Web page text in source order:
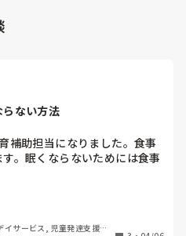
ない方法
補助担当になりました。食事
。眠くならないためには食事
考えに行き着くのですが、時
いですか？
サービス, 児童発達支援施